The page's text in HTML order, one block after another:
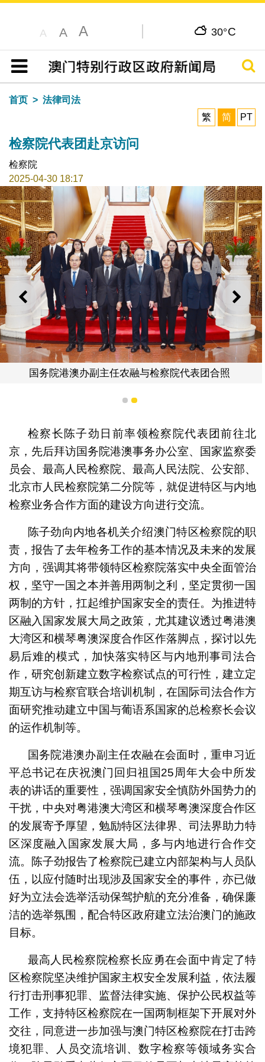
A A A 30°C
目录
搜寻
首页
法律司法
繁
简 PT
检察院代表团赴京访问
检察院
2025-04-30 18:17
上一则 下一
国务院港澳办副主任农融与检察院代表团合照
1 2
检察长陈子劲日前率领检察院代表团前往北
京，先后拜访国务院港澳事务办公室、国家监察委
员会、最高人民检察院、最高人民法院、公安部、
北京市人民检察院第二分院等，就促进特区与内地
检察业务合作方面的建设方向进行交流。
陈子劲向内地各机关介绍澳门特区检察院的职
责，报告了去年检务工作的基本情况及未来的发展
方向，强调其将带领特区检察院落实中央全面管治
权，坚守一国之本并善用两制之利，坚定贯彻一国
两制的方针，扛起维护国家安全的责任。为推进特
区融入国家发展大局之政策，尤其建议透过粤港澳
大湾区和横琴粤澳深度合作区作落脚点，探讨以先
易后难的模式，加快落实特区与内地刑事司法合
作，研究创新建立数字检察试点的可行性，建立定
期互访与检察官联合培训机制，在国际司法合作方
面研究推动建立中国与葡语系国家的总检察长会议
的运作机制等。
国务院港澳办副主任农融在会面时，重申习近
平总书记在庆祝澳门回归祖国25周年大会中所发
表的讲话的重要性，强调国家安全慎防外国势力的
干扰，中央对粤港澳大湾区和横琴粤澳深度合作区
的发展寄予厚望，勉励特区法律界、司法界助力特
区深度融入国家发展大局，多与内地进行合作交
流。陈子劲报告了检察院已建立内部架构与人员队
伍，以应付随时出现涉及国家安全的事件，亦已做
好为立法会选举活动保驾护航的充分准备，确保廉
洁的选举氛围，配合特区政府建立法治澳门的施政
目标。
最高人民检察院检察长应勇在会面中肯定了特
区检察院坚决维护国家主权安全发展利益，依法履
行打击刑事犯罪、监督法律实施、保护公民权益等
工作，支持特区检察院在一国两制框架下开展对外
交往，同意进一步加强与澳门特区检察院在打击跨
境犯罪、人员交流培训、数字检察等领域务实合